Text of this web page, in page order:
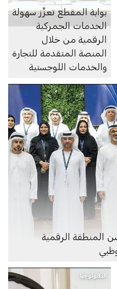
بوابة المقطع تعزِّز سهولة
الخدمات الجمركية
الرقمية من خلال
المنصة المتقدمة للتجارة
والخدمات اللوجستية
المنطقة الرقمية
التكنولوجيا